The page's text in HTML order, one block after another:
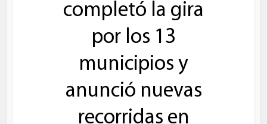
completó la gira
por los 13
municipios y
anunció nuevas
recorridas en